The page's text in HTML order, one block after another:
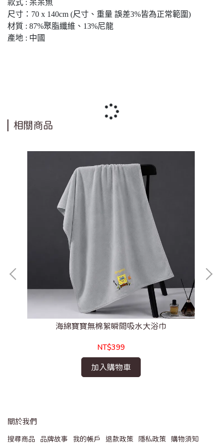
款式 : 呆呆魚
尺寸：70 x 140cm (尺寸、重量 誤差3%皆為正常範圍)
材質 : 87%聚脂纖維、13%尼龍
產地 : 中國
相關商品
海綿寶寶無棉絮瞬間吸水大浴巾
NT$399
加入購物車
關於我們
搜尋商品 品牌故事 我的帳戶 退款政策 隱私政策 購物須知